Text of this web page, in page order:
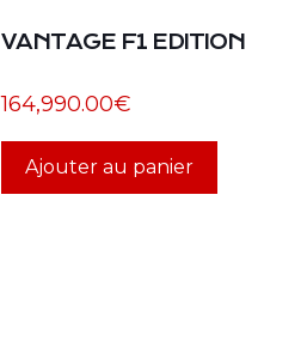
VANTAGE F1 EDITION
164,990.00€
Ajouter au panier